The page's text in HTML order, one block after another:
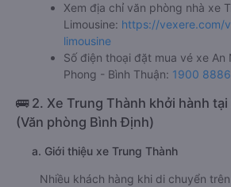
Xem địa chỉ văn phòng nhà xe
Limousine: https://vexere.com/
limousine
Số điện thoại đặt mua vé xe An
Phong - Bình Thuận: 1900
🚌 2. Xe Trung Thành khởi hành tại
(Văn phòng Bình Định)
a. Giới thiệu xe Trung Thành
Nhiều khách hàng khi di chuyển